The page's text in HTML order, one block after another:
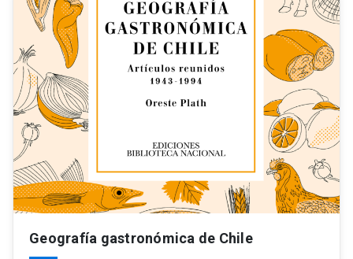
Geografía gastronómica de Chile